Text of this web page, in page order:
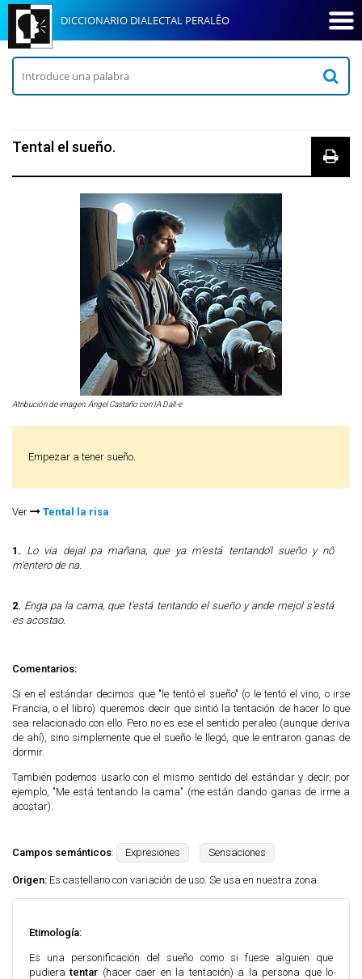
DICCIONARIO DIALECTAL PERALÊO
Tental el sueño.
Atribución de imagen: Ángel Castaño con IA Dall-e
Empezar a tener sueño.
Ver Tental la risa
1. Lo via dejal pa mañana, que ya m'está tentando'l sueño y nô
m'entero de na.
2. Enga pa la cama, que t'está tentando el sueño y ande mejol s'está
es acostao.
Comentarios:
Si en el estándar decimos que "le tentó el sueño" (o le tentó el vino, o irse
Francia, o el libro) queremos decir que sintió la tentación de hacer lo que
sea relacionado con ello. Pero no es ese el sentido peraleo (aunque deriva
de ahí), sino simplemente que el sueño le llegó, que le entraron ganas de
dormir.
También podemos usarlo con el mismo sentido del estándar y decir, por
ejemplo, "Me está tentando la cama" (me están dando ganas de irme a
acostar).
Campos semánticos: Expresiones Sensaciones
Origen: Es castellano con variación de uso. Se usa en nuestra zona.
Etimología:
Es una personificación del sueño como si fuese alguien que
pudieratentar (hacer caer en la tentación) a la persona que lo